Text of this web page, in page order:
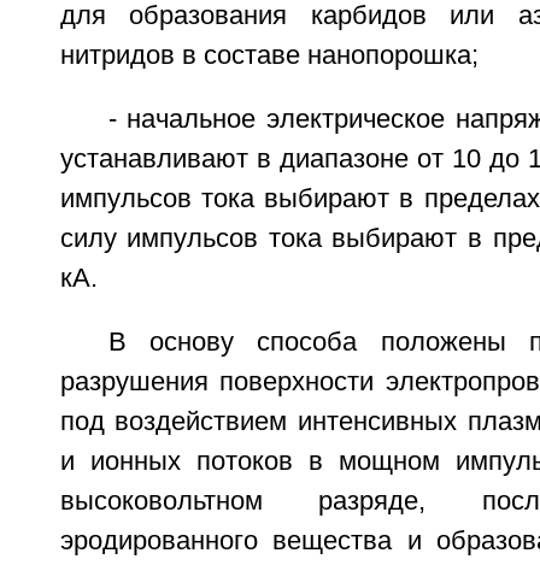
для образования карбидов или
нитридов в составе нанопорошка;
- начальное электрическое
устанавливают в диапазоне от 10 до
импульсов тока выбирают в
силу импульсов тока выбирают в
кА.
В основу способа положены
разрушения поверхности
под воздействием интенсивных
и ионных потоков в мощном
высоковольтном разряде,
эродированного вещества и